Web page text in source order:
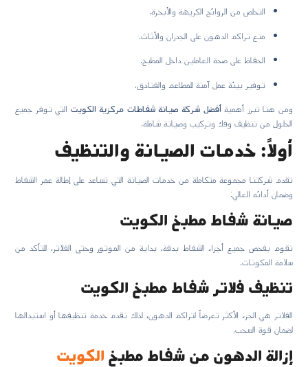
التخلص من الروائح الكريهة والأبخرة.
منع تراكم الدهون على الجدران والأثاث.
الحفاظ على صحة العاملين داخل المطبخ.
توفير بيئة عمل آمنة للمطاعم والفنادق.
ومن هنا تبرز أهميةأفضل شركة صيانة شفاطات مركزية الكويتالتي توفر جميع
الحلول من تنظيف وفك وتركيب وصيانة شاملة.
أولاً: خدمات الصيانة والتنظيف
تقدم شركتنا مجموعة متكاملة من خدمات الصيانة التي تساعد على إطالة عمر الشفاط
وضمان أدائه العالي:
صيانة شفاط مطبخ الكويت
نقوم بفحص جميع أجزاء الشفاط بدقة، بداية من الموتور وحتى الفلاتر، للتأكد من
سلامة المكونات.
تنظيف فلاتر شفاط مطبخ الكويت
الفلاتر هي الجزء الأكثر تعرضاً لتراكم الدهون، لذلك نقدم خدمة تنظيفها أو استبدالها
لضمان قوة السحب.
إزالة الدهون من شفاط مطبخالكويت